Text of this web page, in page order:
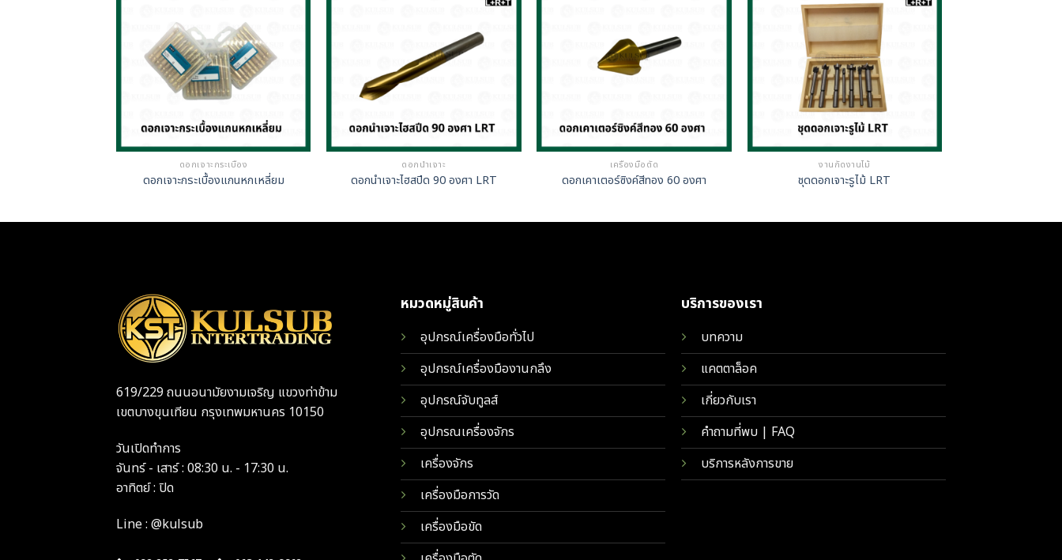
ดอกเจาะกระเบื้อง
ดอกเจาะกระเบื้องแกนหกเหลี่ยม
ดอกนำเจาะ
ดอกนำเจาะไฮสปีด 90 องศา LRT
เครื่องมือตัด
ดอกเคาเตอร์ซิงค์สีทอง 60 องศา
งานกัดงานไม้
ชุดดอกเจาะรูไม้ LRT
619/229 ถนนอนามัยงามเจริญ แขวงท่าข้าม
เขตบางขุนเทียน กรุงเทพมหานคร 10150
วันเปิดทำการ
จันทร์ - เสาร์ : 08:30 น. - 17:30 น.
อาทิตย์ : ปิด
Line : @kulsub
หมวดหมู่สินค้า
อุปกรณ์เครื่องมือทั่วไป
อุปกรณ์เครื่องมืองานกลึง
อุปกรณ์จับทูลส์
อุปกรณเครื่องจักร
เครื่องจักร
เครื่องมือการวัด
เครื่องมือขัด
บริการของเรา
บทความ
แคตตาล็อค
เกี่ยวกับเรา
คำถามที่พบ | FAQ
บริการหลังการขาย